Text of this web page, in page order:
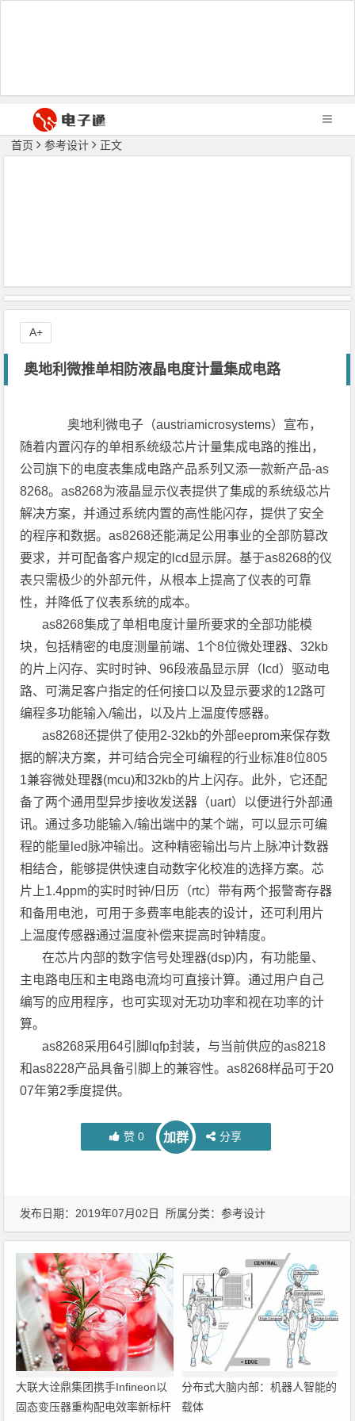
首页 参考设计 正文
奥地利微推单相防液晶电度计量集成电路
奥地利微电子（austriamicrosystems）宣布，
随着内置闪存的单相系统级芯片计量集成电路的推出，
公司旗下的电度表集成电路产品系列又添一款新产品-as
8268。as8268为液晶显示仪表提供了集成的系统级芯片
解决方案，并通过系统内置的高性能闪存，提供了安全
的程序和数据。as8268还能满足公用事业的全部防篡改
要求，并可配备客户规定的lcd显示屏。基于as8268的仪
表只需极少的外部元件，从根本上提高了仪表的可靠
性，并降低了仪表系统的成本。
as8268集成了单相电度计量所要求的全部功能模
块，包括精密的电度测量前端、1个8位微处理器、32kb
的片上闪存、实时时钟、96段液晶显示屏（lcd）驱动电
路、可满足客户指定的任何接口以及显示要求的12路可
编程多功能输入/输出，以及片上温度传感器。
as8268还提供了使用2-32kb的外部eeprom来保存数
据的解决方案，并可结合完全可编程的行业标准8位805
1兼容微处理器(mcu)和32kb的片上闪存。此外，它还配
备了两个通用型异步接收发送器（uart）以便进行外部通
讯。通过多功能输入/输出端中的某个端，可以显示可编
程的能量led脉冲输出。这种精密输出与片上脉冲计数器
相结合，能够提供快速自动数字化校准的选择方案。芯
片上1.4ppm的实时时钟/日历（rtc）带有两个报警寄存器
和备用电池，可用于多费率电能表的设计，还可利用片
上温度传感器通过温度补偿来提高时钟精度。
在芯片内部的数字信号处理器(dsp)内，有功能量、
主电路电压和主电路电流均可直接计算。通过用户自己
编写的应用程序，也可实现对无功功率和视在功率的计
算。
as8268采用64引脚lqfp封装，与当前供应的as8218
和as8228产品具备引脚上的兼容性。as8268样品可于20
07年第2季度提供。
赞 0 加群 分享
A+
发布日期：2019年07月02日 所属分类：参考设计
大联大诠鼎集团携手Infineon以
固态变压器重构配电效率新标杆
分布式大脑内部：机器人智能的
载体